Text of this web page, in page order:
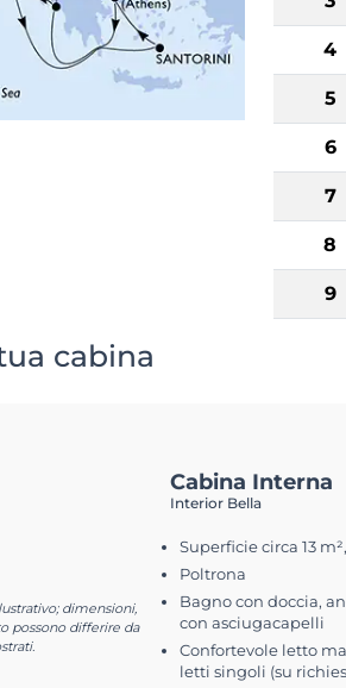
4
5
6
7
8
9
cabina
dimensioni,
possono differire da
Cabina Interna
Interior Bella
Superficie circa 13
Poltrona
Bagno con doccia,
con asciugacapelli
Confortevole letto
letti singoli (su